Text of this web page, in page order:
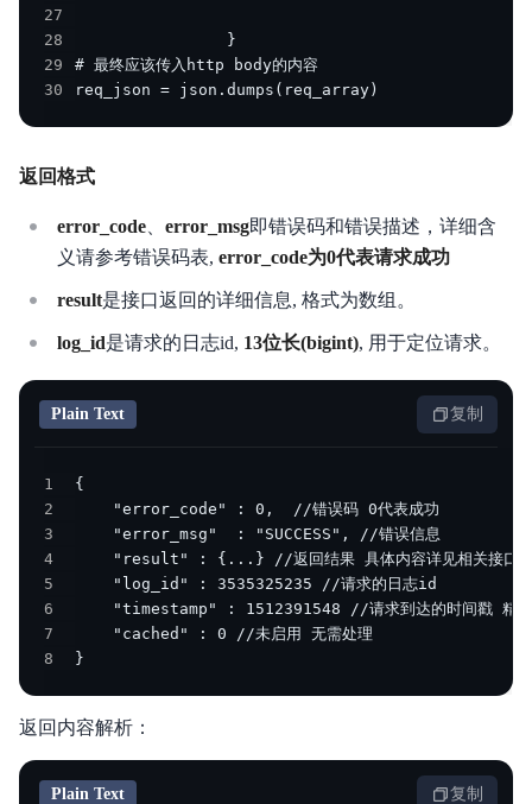
27
28
29
30
req_json = json.dumps(req_array)
返回格式
error_code error_msg即错误码和错误描述，详细含
义请参考错误码表, error_code为0代表请求成功
result是接口返回的详细信息, 格式为数组。
log_id是请求的日志id, 13位长(bigint), 用于定位请求。
Plain Text 复制
1
2
3
4
5
6
7
8
}
返回内容解析：
Plain Text 复制